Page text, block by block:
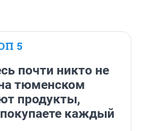
5
почти никто не
тюменском
продукты,
каждый